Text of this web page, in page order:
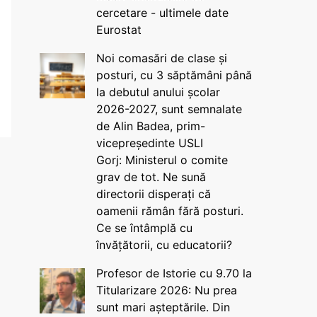
cercetare - ultimele date
Eurostat
Noi comasări de clase și
posturi, cu 3 săptămâni până
la debutul anului școlar
2026-2027, sunt semnalate
de Alin Badea, prim-
vicepreședinte USLI
Gorj: Ministerul o comite
grav de tot. Ne sună
directorii disperați că
oamenii rămân fără posturi.
Ce se întâmplă cu
învățătorii, cu educatorii?
Profesor de Istorie cu 9.70 la
Titularizare 2026: Nu prea
sunt mari așteptările. Din